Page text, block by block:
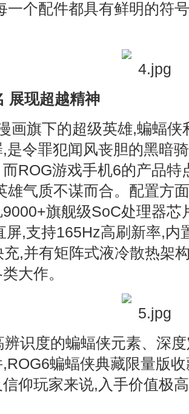
一个配件都具有鲜明的符
展现超越精神
画旗下的超级英雄,蝙蝠侠
是令罪犯闻风丧胆的黑暗
ROG游戏手机6的产品特
雄气质不谋而合。配置方
旗舰级SoC处理器芯
屏,支持165Hz高刷新率,内
,并有矩阵式液冷散热架
大作。
辨识度的蝙蝠侠元素、深
蝙蝠侠典藏限量版
仰玩家来说,入手价值极